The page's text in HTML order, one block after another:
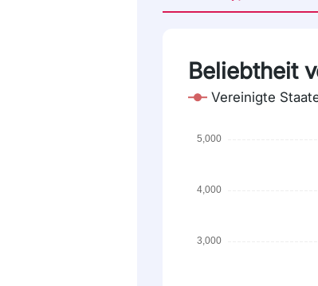
Beliebtheit
Vereinigte